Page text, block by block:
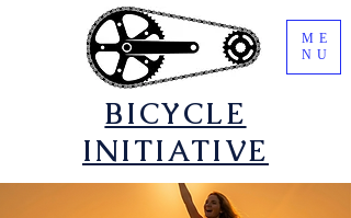
​BICYCLE
INITIATIVE
ME
NU